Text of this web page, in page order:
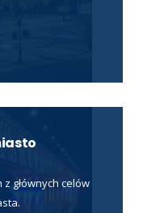
głównych celów